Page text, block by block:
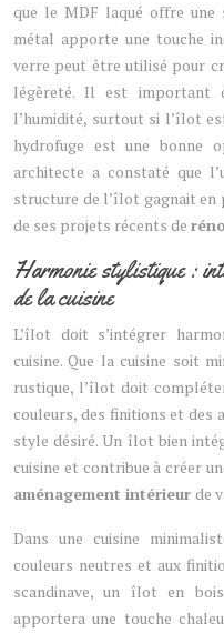
que le MDF laqué offre une
métal apporte une touche
verre peut être utilisé pour
légèreté. Il est important
l’humidité, surtout si l’îlot
hydrofuge est une bonne
architecte a constaté que
structure de l’îlot gagnait en
de ses projets récents de
Harmonie stylistique :
de la cuisine
L’îlot doit s’intégrer
cuisine. Que la cuisine soit
rustique, l’îlot doit
couleurs, des finitions et des
style désiré. Un îlot bien
cuisine et contribue à créer
aménagement intérieur de
Dans une cuisine
couleurs neutres et aux
scandinave, un îlot en
apportera une touche